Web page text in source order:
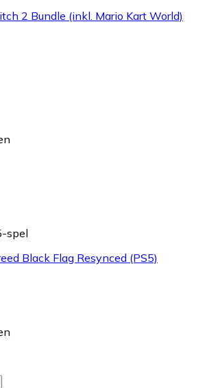
2 Bundle (inkl. Mario Kart World)
spel
Black Flag Resynced (PS5)